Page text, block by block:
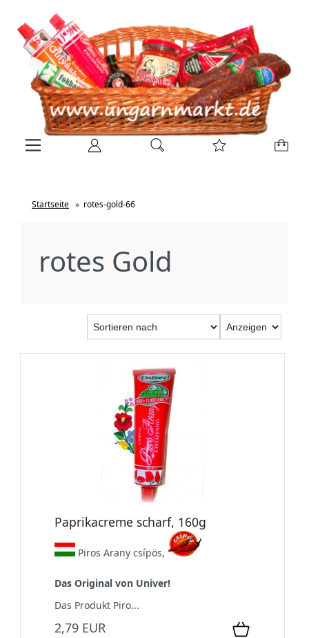
Startseite » rotes-gold-66
rotes Gold
Paprikacreme scharf, 160g
Piros Arany csípös,
Das Original von Univer!
Das Produkt Piro...
2,79 EUR